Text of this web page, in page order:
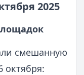
2025
смешанную
октября: